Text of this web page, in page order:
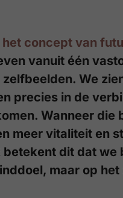
concept van
vanuit één
We
precies in de
Wanneer
meer vitaliteit en
betekent dit dat
maar op